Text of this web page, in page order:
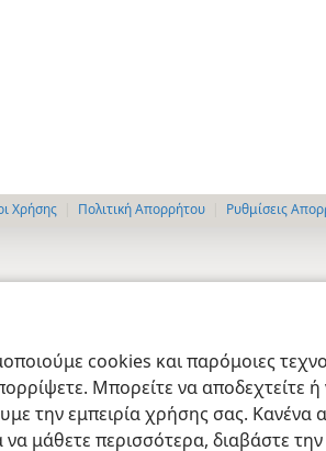
cookies και παρόμοιες
Μπορείτε να αποδεχτείτε
την εμπειρία χρήσης σας. Κανένα
μάθετε περισσότερα, διαβάστε την
Χρήσης Πολιτική Απορρήτου Ρυθμίσεις